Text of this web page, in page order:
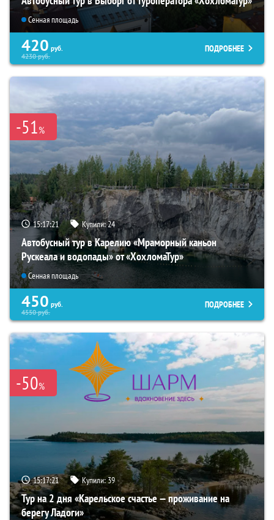
Сенная площадь
420 руб.
4230руб.
ПОДРОБНЕЕ
-51%
15:17:20 Купили:24
Автобусный тур в Карелию «Мраморный каньон
Рускеала и водопады» от «ХохломаТур»
Сенная площадь
450 руб.
4550руб.
ПОДРОБНЕЕ
-50%
15:17:20 Купили:39
Тур на 2 дня «Карельское счастье — проживание на
берегу Ладоги»